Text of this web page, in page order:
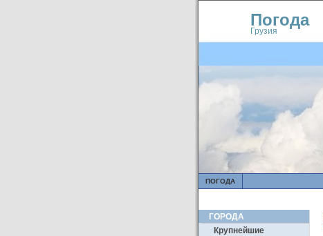
Погода
Грузия
ПОГОДА
ГОРОДА
Крупнейшие